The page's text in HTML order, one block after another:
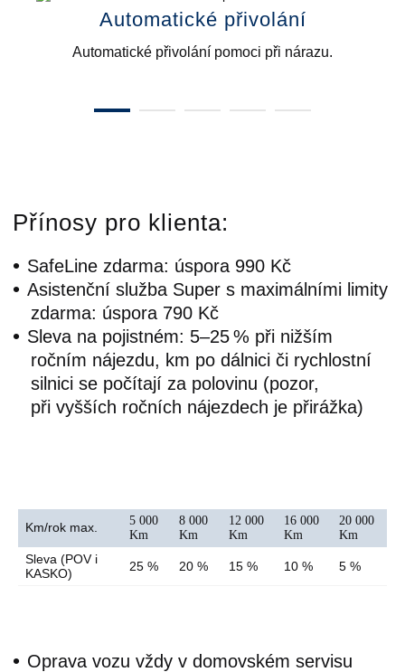
Automatické přivolání
Automatické přivolání pomoci při nárazu.
Přínosy pro klienta:
SafeLine zdarma: úspora 990 Kč
Asistenční služba Super s maximálními limity
zdarma: úspora 790 Kč
Sleva na pojistném: 5–25 % při nižším
ročním nájezdu, km po dálnici či rychlostní
silnici se počítají za polovinu (pozor,
při vyšších ročních nájezdech je přirážka)
Km/rok max.
5 000
Km
8 000
Km
12 000
Km
16 000
Km
20 000
Km
Sleva (POV i
KASKO)
25 % 20 % 15 % 10 % 5 %
Oprava vozu vždy v domovském servisu